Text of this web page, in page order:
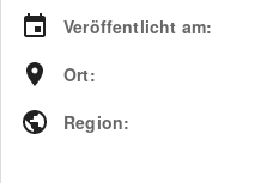
Veröffentlicht am:
Ort:
Region: